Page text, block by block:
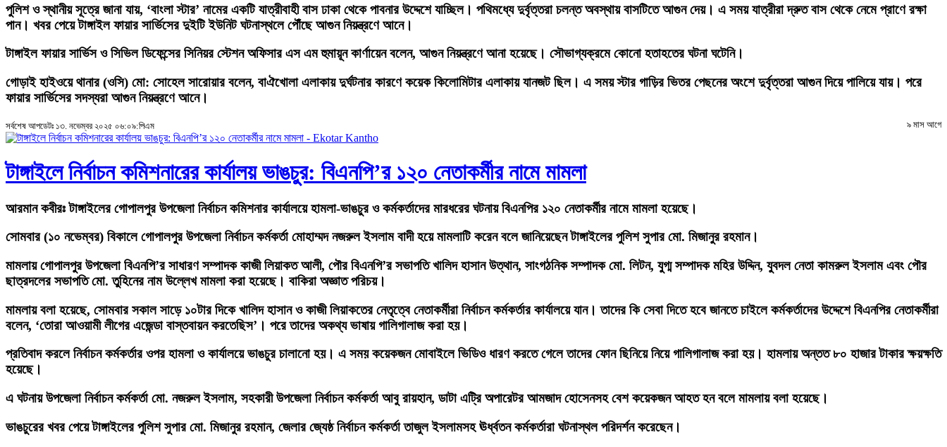
পুলিশ ও স্থানীয় সূত্রে জানা যায়, ‘বাংলা স্টার’ নামের একটি যাত্রীবাহী বাস ঢাকা থেকে পাবনার উদ্দেশে যাচ্ছিল। পথিমধ্যে দুর্বৃত্তরা চলন্ত অবস্থায় বাসটিতে আগুন দেয়। এ সময় যাত্রীরা দ্রুত বাস থেকে নেমে প্রাণে রক্ষা
পান। খবর পেয়ে টাঙ্গাইল ফায়ার সার্ভিসের দুইটি ইউনিট ঘটনাস্থলে পৌঁছে আগুন নিয়ন্ত্রণে আনে।
টাঙ্গাইল ফায়ার সার্ভিস ও সিভিল ডিফেন্সের সিনিয়র স্টেশন অফিসার এস এম হুমায়ূন কার্ণায়েন বলেন, আগুন নিয়ন্ত্রণে আনা হয়েছে। সৌভাগ্যক্রমে কোনো হতাহতের ঘটনা ঘটেনি।
গোড়াই হাইওয়ে থানার (ওসি) মো: সোহেল সারোয়ার বলেন, বাঐখোলা এলাকায় দুর্ঘটনার কারণে কয়েক কিলোমিটার এলাকায় যানজট ছিল। এ সময় স্টার গাড়ির ভিতর পেছনের অংশে দুর্বৃত্তরা আগুন দিয়ে পালিয়ে যায়। পরে
ফায়ার সার্ভিসের সদস্যরা আগুন নিয়ন্ত্রণে আনে।
সর্বশেষ আপডেটঃ ১৩. নভেম্বর ২০২৫ ০৬:০৯:পিএম ৯ মাস আগে
টাঙ্গাইলে নির্বাচন কমিশনারের কার্যালয় ভাঙচুর: বিএনপি’র ১২০ নেতাকর্মীর নামে মামলা
আরমান কবীরঃটাঙ্গাইলের গোপালপুর উপজেলা নির্বাচন কমিশনার কার্যালয়ে হামলা-ভাঙচুর ও কর্মকর্তাদের মারধরের ঘটনায় বিএনপির ১২০ নেতাকর্মীর নামে মামলা হয়েছে।
সোমবার (১০ নভেম্বর) বিকালে গোপালপুর উপজেলা নির্বাচন কর্মকর্তা মোহাম্মদ নজরুল ইসলাম বাদী হয়ে মামলাটি করেন বলে জানিয়েছেন টাঙ্গাইলের পুলিশ সুপার মো. মিজানুর রহমান।
মামলায় গোপালপুর উপজেলা বিএনপি’র সাধারণ সম্পাদক কাজী লিয়াকত আলী, পৌর বিএনপি’র সভাপতি খালিদ হাসান উত্থান, সাংগঠনিক সম্পাদক মো. লিটন, যুগ্ম সম্পাদক মহির উদ্দিন, যুবদল নেতা কামরুল ইসলাম এবং পৌর
ছাত্রদলের সভাপতি মো. তুহিনের নাম উল্লেখ মামলা করা হয়েছে। বাকিরা অজ্ঞাত পরিচয়।
মামলায় বলা হয়েছে, সোমবার সকাল সাড়ে ১০টার দিকে খালিদ হাসান ও কাজী লিয়াকতের নেতৃত্বে নেতাকর্মীরা নির্বাচন কর্মকর্তার কার্যালয়ে যান। তাদের কি সেবা দিতে হবে জানতে চাইলে কর্মকর্তাদের উদ্দেশে বিএনপির নেতাকর্মীরা
বলেন, ‘তোরা আওয়ামী লীগের এজেন্ডা বাস্তবায়ন করতেছিস’। পরে তাদের অকথ্য ভাষায় গালিগালাজ করা হয়।
প্রতিবাদ করলে নির্বাচন কর্মকর্তার ওপর হামলা ও কার্যালয়ে ভাঙচুর চালানো হয়। এ সময় কয়েকজন মোবাইলে ভিডিও ধারণ করতে গেলে তাদের ফোন ছিনিয়ে নিয়ে গালিগালাজ করা হয়। হামলায় অন্তত ৮০ হাজার টাকার ক্ষয়ক্ষতি
হয়েছে।
এ ঘটনায় উপজেলা নির্বাচন কর্মকর্তা মো. নজরুল ইসলাম, সহকারী উপজেলা নির্বাচন কর্মকর্তা আবু রায়হান, ডাটা এট্রি অপারেটর আমজাদ হোসেনসহ বেশ কয়েকজন আহত হন বলে মামলায় বলা হয়েছে।
ভাঙচুরের খবর পেয়ে টাঙ্গাইলের পুলিশ সুপার মো. মিজানুর রহমান, জেলার জ্যেষ্ঠ নির্বাচন কর্মকর্তা তাজুল ইসলামসহ ঊর্ধ্বতন কর্মকর্তারা ঘটনাস্থল পরিদর্শন করেছেন।